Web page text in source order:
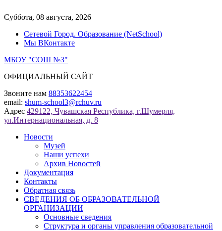
к
Суббота, 08 августа, 2026
Сетевой Город. Образование (NetSchool)
Мы ВКонтакте
МБОУ "СОШ №3"
ОФИЦИАЛЬНЫЙ САЙТ
Звоните нам 88353622454
email: shum-school3@rchuv.ru
Адрес 429122, Чувашская Республика, г.Шумерля,
ул.Интернациональная, д. 8
Новости
Музей
Наши успехи
Архив Новостей
Документация
Контакты
Обратная связь
СВЕДЕНИЯ ОБ ОБРАЗОВАТЕЛЬНОЙ
ОРГАНИЗАЦИИ
Основные сведения
Структура и органы управления образовательной